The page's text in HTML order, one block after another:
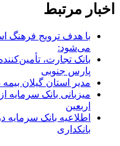
اخبار مرتبط
با هدف ترویج فرهنگ
می‌شود:
پارس جنوبی
مدیر استان گیلان
میزبانی بانک
اربعین
اطلاعیه بانک
بانکداری